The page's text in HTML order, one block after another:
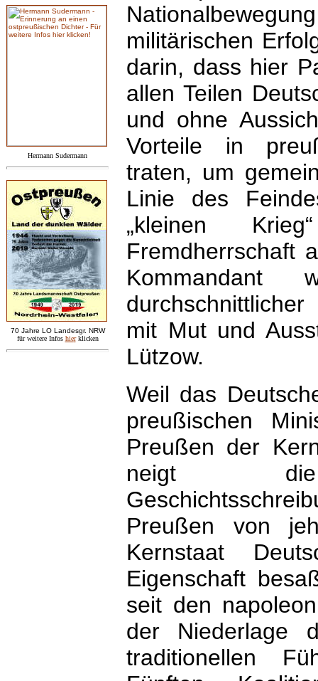
Hermann Sudermann
70 Jahre LO Landesgr. NRW
für weitere Infos hier klicken
militärischen
darin, dass hier
allen Teilen
und ohne
Vorteile in
traten, um
Linie des
„kleinen
Fremdherrschaft
mit Mut und
Lützow.
Weil das
preußischen
Preußen der
neigt die
Preußen von
Kernstaat
Eigenschaft
seit den
der Niederlage
traditionellen